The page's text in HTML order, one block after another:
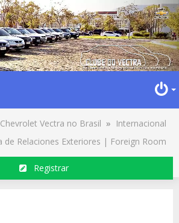
Vectra no Brasil » Internacional
de Relaciones Exteriores | Foreign Room
Registrar